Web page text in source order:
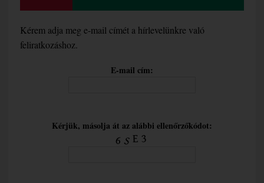
Kérem adja meg e-mail címét a hírlevelünkre való
feliratkozáshoz.
E-mail cím:
Kérjük, másolja át az alábbi ellenőrzőkódot: